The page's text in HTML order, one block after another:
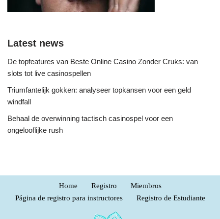
Latest news
De topfeatures van Beste Online Casino Zonder Cruks: van
slots tot live casinospellen
Triumfantelijk gokken: analyseer topkansen voor een geld
windfall
Behaal de overwinning tactisch casinospel voor een
ongelooflijke rush
Home Registro
Miembros
Página de registro para instructores
Registro de Estudiante